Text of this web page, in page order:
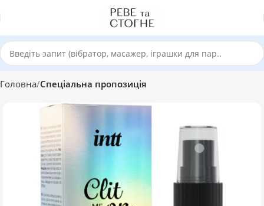
Головна Спеціальна пропозиція